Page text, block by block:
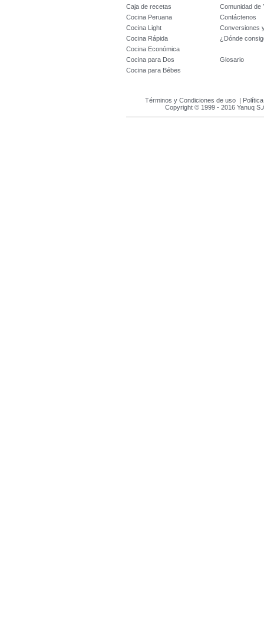
Caja de recetas
Comunidad de
Cocina Peruana
Contáctenos
Cocina Light
Conversiones
Cocina Rápida
¿Dónde
Cocina Económica
Cocina para Dos
Glosario
Cocina para Bébes
Términos y Condiciones de uso |
Copyright © 1999 - 2016 Yanuq